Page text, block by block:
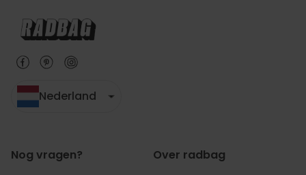
Nederland
Nog vragen? Over radbag